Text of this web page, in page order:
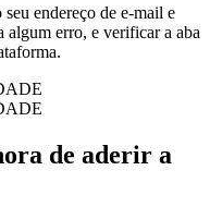
endereço de e-mail e
algum erro, e verificar a aba
de aderir a